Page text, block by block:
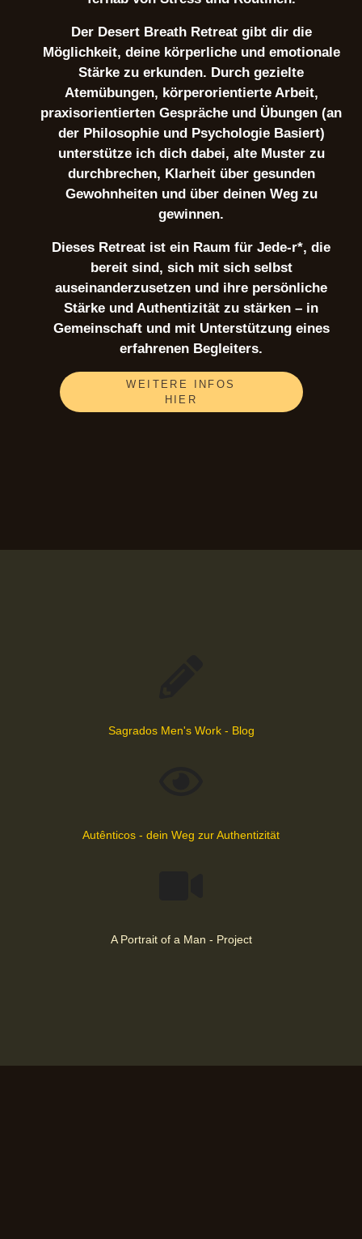
Der Desert Breath Retreat gibt dir die
Möglichkeit, deine körperliche und emotionale
Stärke zu erkunden. Durch gezielte
Atemübungen, körperorientierte Arbeit,
praxisorientierten Gespräche und Übungen (an
der Philosophie und Psychologie Basiert)
unterstütze ich dich dabei, alte Muster zu
durchbrechen, Klarheit über gesunden
Gewohnheiten und über deinen Weg zu
gewinnen.
Dieses Retreat ist ein Raum für Jede-r*, die
bereit sind, sich mit sich selbst
auseinanderzusetzen und ihre persönliche
Stärke und Authentizität zu stärken – in
Gemeinschaft und mit Unterstützung eines
erfahrenen Begleiters.
WEITERE INFOS
HIER
Sagrados Men's Work - Blog
Autênticos - dein Weg zur Authentizität
A Portrait of a Man - Project